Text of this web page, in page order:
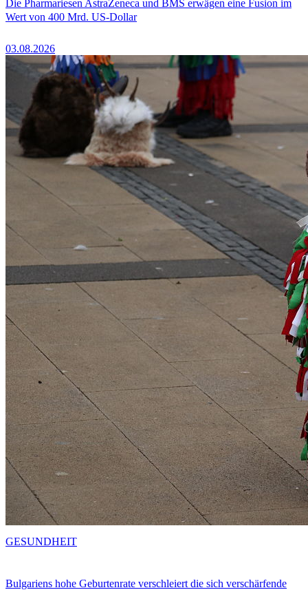
Die Pharmariesen AstraZeneca und BMS erwägen eine Fusion im
Wert von 400 Mrd. US-Dollar
03.08.2026
Bulgariens hohe Geburtenrate verschleiert die sich verschärfende
GESUNDHEIT